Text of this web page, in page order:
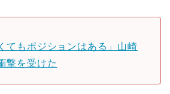
てもポジションはある」山崎
撃を受けた